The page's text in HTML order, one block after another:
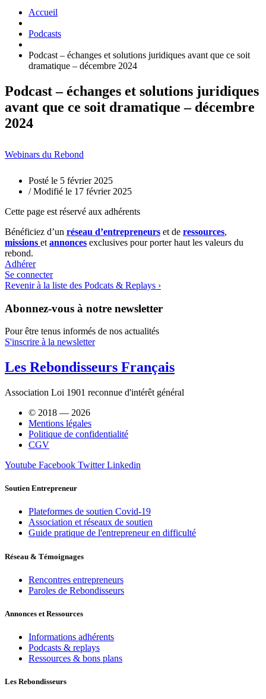
Accueil
Podcasts
Podcast – échanges et solutions juridiques avant que ce soit
dramatique – décembre 2024
Podcast – échanges et solutions juridiques
avant que ce soit dramatique – décembre
2024
Webinars du Rebond
Posté le 5 février 2025
/ Modifié le 17 février 2025
Cette page est réservé aux adhérents
Bénéficiez d’un réseau d’entrepreneurs et de ressources,
missions et annonces exclusives pour porter haut les valeurs du
rebond.
Adhérer
Se connecter
Revenir à la liste des Podcats & Replays ›
Abonnez-vous à notre newsletter
Pour être tenus informés de nos actualités
S'inscrire à la newsletter
Les Rebondisseurs Français
Association Loi 1901 reconnue d'intérêt général
© 2018 — 2026
Mentions légales
Politique de confidentialité
CGV
Youtube Facebook Twitter Linkedin
Soutien Entrepreneur
Plateformes de soutien Covid-19
Association et réseaux de soutien
Guide pratique de l'entrepreneur en difficulté
Réseau & Témoignages
Rencontres entrepreneurs
Paroles de Rebondisseurs
Annonces et Ressources
Informations adhérents
Podcasts & replays
Ressources & bons plans
Les Rebondisseurs